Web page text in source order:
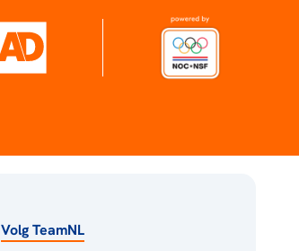
Volg TeamNL